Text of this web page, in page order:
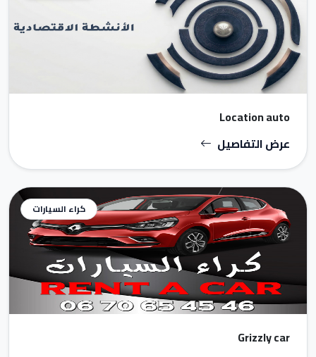
Location auto
عرض التفاصيل
كراء السيارات
Grizzly car